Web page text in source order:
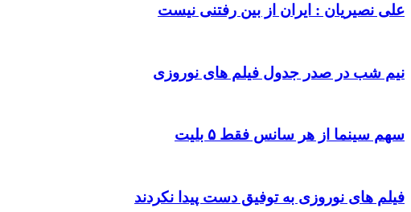
علی نصیریان : ایران از بین رفتنی نیست
نیم شب در صدر جدول فیلم های نوروزی
سهم سینما از هر سانس فقط ۵ بلیت
فیلم های نوروزی به توفیق دست پیدا نکردند